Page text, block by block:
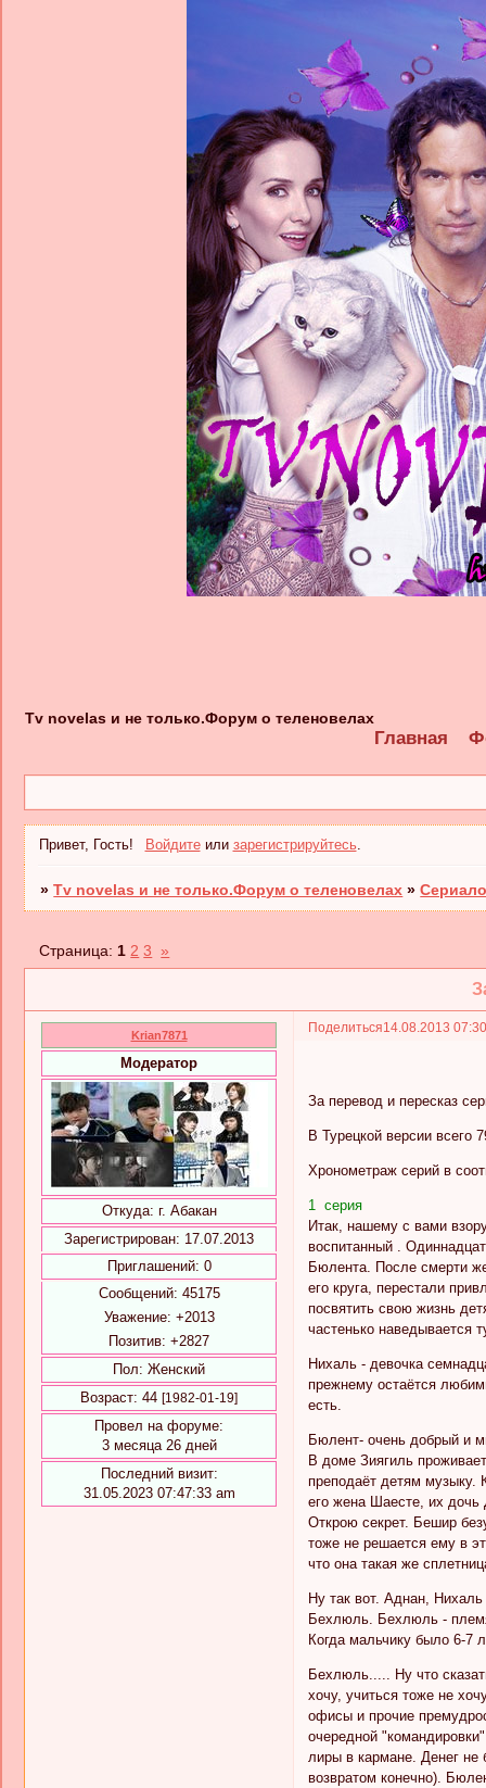
Tv novelas и не только.Форум о теленовелах
Главная
Привет, Гость! Войдитеили зарегистрируйтесь.
»Tv novelas и не только.Форум о теленовелах »
Страница:1 2 3 »
Поделиться14.08.2013
Krian7871
Модератор
Откуда: г. Абакан
Зарегистрирован: 17.07.2013
Приглашений: 0
Сообщений: 45175
Уважение: +2013
Позитив: +2827
Пол: Женский
Возраст: 44 [1982-01-19]
Провел на форуме:
3 месяца 26 дней
Последний визит:
31.05.2023 07:47:33 am
За перевод и пересказ
В Турецкой версии всего
Хронометраж серий в
1 серия
Итак, нашему с вами
воспитанный .
Бюлента. После смерти
его круга, перестали
посвятить свою жизнь
частенько наведывается
Нихаль - девочка
прежнему остаётся
есть.
Бюлент- очень добрый и
В доме Зиягиль
преподаёт детям
его жена Шаесте, их
Открою секрет. Бешир
тоже не решается ему в
что она такая же
Ну так вот. Аднан,
Бехлюль. Бехлюль -
Когда мальчику было 6-7
Бехлюль..... Ну что
хочу, учиться тоже не
офисы и прочие
очередной
лиры в кармане. Денег не
возвратом конечно).